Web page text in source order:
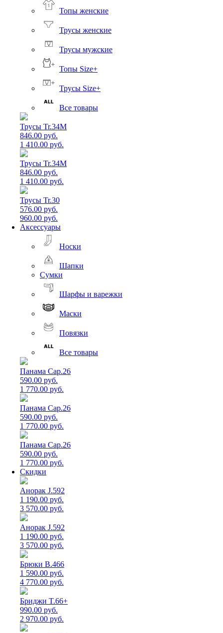
Топы женские
Трусы женские
Трусы мужские
Топы Size+
Трусы Size+
Все товары
Трусы Tr.34M
846.00 руб.
1 410.00 руб.
Трусы Tr.34M
846.00 руб.
1 410.00 руб.
Трусы Tr.30
576.00 руб.
960.00 руб.
Аксессуары
Носки
Шапки
Сумки
Шарфы и варежки
Маски
Повязки
Все товары
Панама Cap.26
590.00 руб.
1 770.00 руб.
Панама Cap.26
590.00 руб.
1 770.00 руб.
Панама Cap.26
590.00 руб.
1 770.00 руб.
Скидки
Анорак J.592
1 190.00 руб.
3 570.00 руб.
Анорак J.592
1 190.00 руб.
3 570.00 руб.
Брюки B.466
1 590.00 руб.
4 770.00 руб.
Бриджи T.66+
990.00 руб.
2 970.00 руб.